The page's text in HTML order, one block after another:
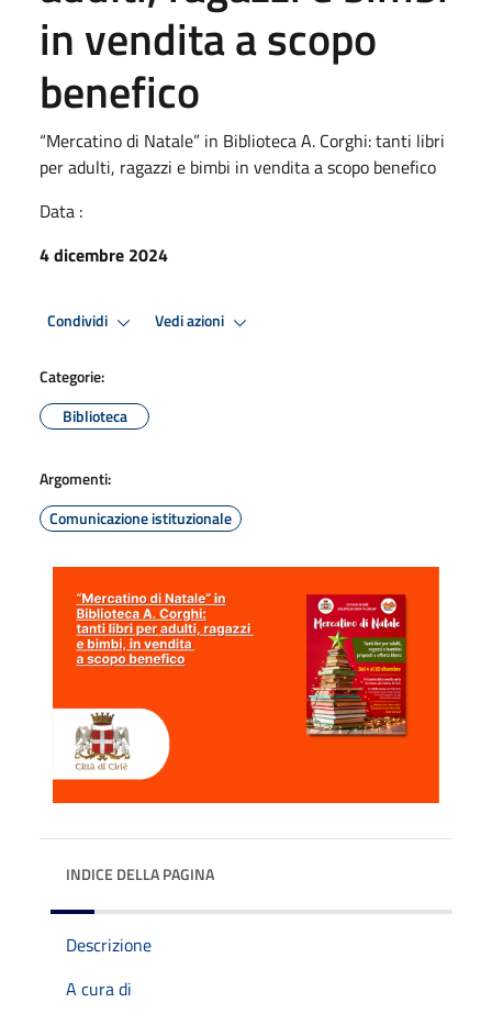
in vendita a scopo
benefico
“Mercatino di Natale” in Biblioteca A. Corghi: tanti libri
per adulti, ragazzi e bimbi in vendita a scopo benefico
Data :
4 dicembre 2024
Condividi Vedi azioni
Categorie:
Biblioteca
Argomenti:
Comunicazione istituzionale
INDICE DELLA PAGINA
Descrizione
A cura di